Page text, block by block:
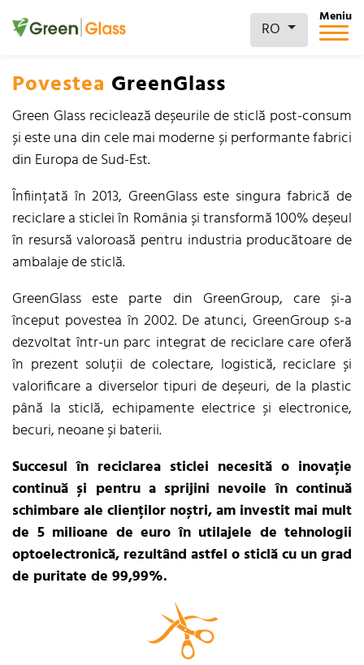
RO
Meniu
Povestea GreenGlass
Green Glass reciclează deșeurile de sticlă post-consum
și este una din cele mai moderne și performante fabrici
din Europa de Sud-Est.
Înființată în 2013, GreenGlass este singura fabrică de
reciclare a sticlei în România și transformă 100% deșeul
în resursă valoroasă pentru industria producătoare de
ambalaje de sticlă.
GreenGlass este parte din GreenGroup, care și-a
început povestea în 2002. De atunci, GreenGroup s-a
dezvoltat într-un parc integrat de reciclare care oferă
în prezent soluții de colectare, logistică, reciclare și
valorificare a diverselor tipuri de deșeuri, de la plastic
până la sticlă, echipamente electrice și electronice,
becuri, neoane și baterii.
Succesul în reciclarea sticlei necesită o inovație
continuă și pentru a sprijini nevoile în continuă
schimbare ale clienților noștri, am investit mai mult
de 5 milioane de euro în utilajele de tehnologii
optoelectronică, rezultând astfel o sticlă cu un grad
de puritate de 99,99%.